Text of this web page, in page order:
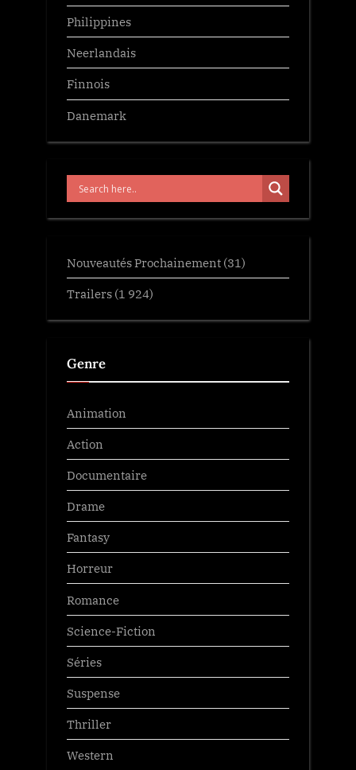
Philippines
Neerlandais
Finnois
Danemark
Nouveautés Prochainement (31)
Trailers (1 924)
Genre
Animation
Action
Documentaire
Drame
Fantasy
Horreur
Romance
Science-Fiction
Séries
Suspense
Thriller
Western